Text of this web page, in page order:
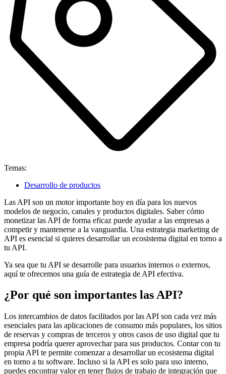
Temas:
Desarrollo de productos
Las API son un motor importante hoy en día para los nuevos
modelos de negocio, canales y productos digitales. Saber cómo
monetizar las API de forma eficaz puede ayudar a las empresas a
competir y mantenerse a la vanguardia. Una estrategia marketing de
API es esencial si quieres desarrollar un ecosistema digital en torno a
tu API.
Ya sea que tu API se desarrolle para usuarios internos o externos,
aquí te ofrecemos una guía de estrategia de API efectiva.
¿Por qué son importantes las API?
Los intercambios de datos facilitados por las API son cada vez más
esenciales para las aplicaciones de consumo más populares, los sitios
de reservas y compras de terceros y otros casos de uso digital que tu
empresa podría querer aprovechar para sus productos. Contar con tu
propia API te permite comenzar a desarrollar un ecosistema digital
en torno a tu software. Incluso si la API es solo para uso interno,
puedes encontrar valor en tener flujos de trabajo de integración que